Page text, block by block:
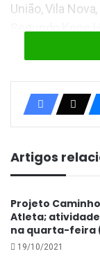
União, Vila
bem como a
divulgada na
Artigos
Projeto
Atleta;
na quarta-feira
19/10/2021